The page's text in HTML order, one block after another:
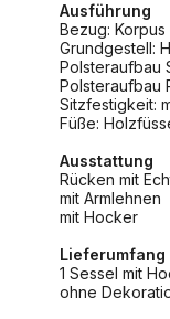
Ausführung
Bezug:
Grundgestell:
Polsteraufbau
Polsteraufbau
Sitzfestigkeit:
Füße:
Ausstattung
Rücken mit
mit Armlehnen
mit Hocker
Lieferumfang
1 Sessel mit
ohne